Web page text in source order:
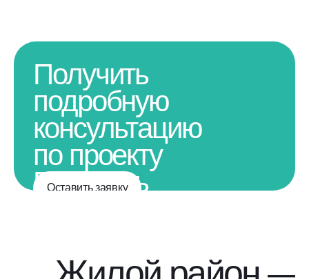
Получить
подробную
консультацию
по проекту
Получить
по проекту
Оставить заявку